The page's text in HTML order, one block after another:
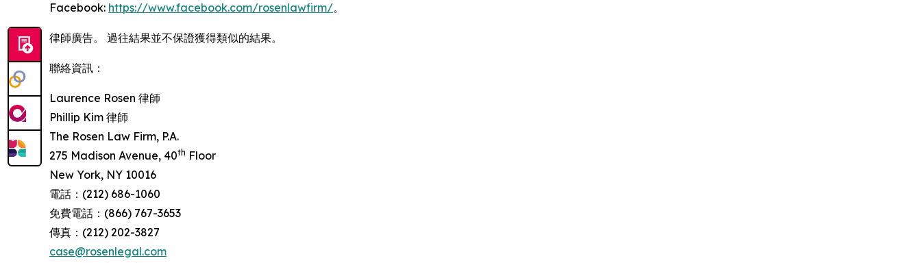
Facebook: https://www.facebook.com/rosenlawfirm/。
律師廣告。 過往結果並不保證獲得類似的結果。
聯絡資訊：
Laurence Rosen 律師
Phillip Kim 律師
The Rosen Law Firm, P.A.
275 Madison Avenue, 40th Floor
New York, NY 10016
電話：(212) 686-1060
免費電話：(866) 767-3653
傳真：(212) 202-3827
case@rosenlegal.com